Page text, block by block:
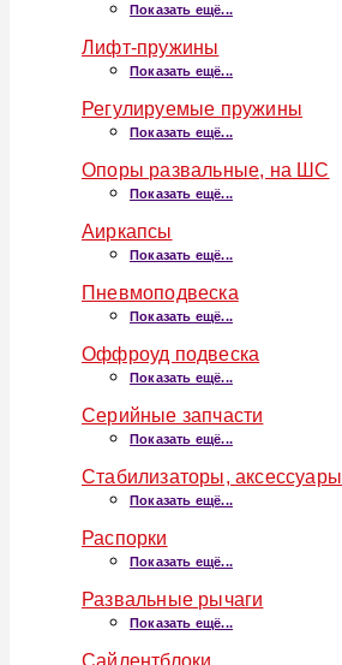
Показать ещё...
Лифт-пружины
Показать ещё...
Регулируемые пружины
Показать ещё...
Опоры развальные, на ШС
Показать ещё...
Аиркапсы
Показать ещё...
Пневмоподвеска
Показать ещё...
Оффроуд подвеска
Показать ещё...
Серийные запчасти
Показать ещё...
Стабилизаторы, аксессуары
Показать ещё...
Распорки
Показать ещё...
Развальные рычаги
Показать ещё...